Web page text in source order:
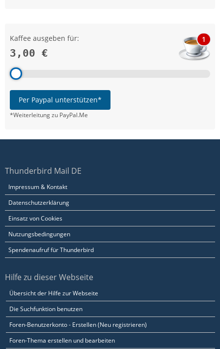
Kaffee ausgeben für:
3,00 €
1
Per Paypal unterstützen*
*Weiterleitung zu PayPal.Me
Thunderbird Mail DE
Impressum & Kontakt
Datenschutzerklärung
Einsatz von Cookies
Nutzungsbedingungen
Spendenaufruf für Thunderbird
Hilfe zu dieser Webseite
Übersicht der Hilfe zur Webseite
Die Suchfunktion benutzen
Foren-Benutzerkonto - Erstellen (Neu registrieren)
Foren-Thema erstellen und bearbeiten